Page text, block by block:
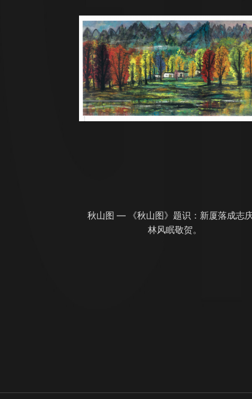
秋山图 — 《秋山图》题识：新厦落成志庆
林风眠敬贺。